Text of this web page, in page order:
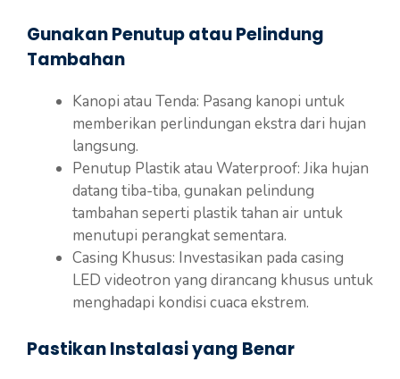
Gunakan Penutup atau Pelindung
Tambahan
Kanopi atau Tenda: Pasang kanopi untuk
memberikan perlindungan ekstra dari hujan
langsung.
Penutup Plastik atau Waterproof: Jika hujan
datang tiba-tiba, gunakan pelindung
tambahan seperti plastik tahan air untuk
menutupi perangkat sementara.
Casing Khusus: Investasikan pada casing
LED videotron yang dirancang khusus untuk
menghadapi kondisi cuaca ekstrem.
Pastikan Instalasi yang Benar